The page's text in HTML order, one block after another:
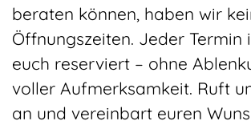
beraten können, haben wir
Öffnungszeiten. Jeder Termin
euch reserviert – ohne
voller Aufmerksamkeit. Ruft
an und vereinbart euren